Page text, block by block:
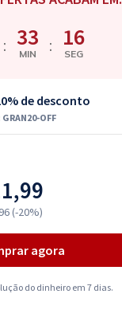
: 33
MIN : 15
SEG
de desconto
GRAN20-OFF
(-20%)
agora
do dinheiro em 7 dias.